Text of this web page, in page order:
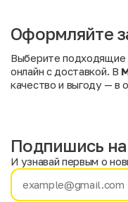
Оформляйте
Выберите подходящие
онлайн с доставкой. В
качество и выгоду — в
Имя
Подпишись
И узнавай первым о